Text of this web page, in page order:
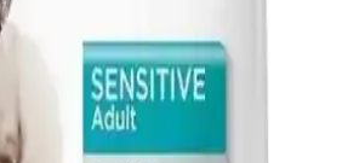
balık aromalı ve doğal içerikli bu
ve bakım sağlar, hassas mideye uygun,
ve tazeliği önemlidir.
Sterilised Kedi Maması 85 g:
Kontrolü İçin Konserve